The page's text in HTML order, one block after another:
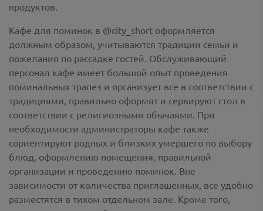
продуктов.
Кафе для поминок в @city_short оформляется
должным образом, учитываются традиции семьи и
пожелания по рассадке гостей. Обслуживающий
персонал кафе имеет большой опыт проведения
поминальных трапез и организует все в соответствии с
традициями, правильно оформят и сервируют стол в
соответствии с религиозными обычаями. При
необходимости администраторы кафе также
сориентируют родных и близких умершего по выбору
блюд, оформлению помещения, правильной
организации и проведению поминок. Вне
зависимости от количества приглашенных, все удобно
разместятся в тихом отдельном зале. Кроме того,